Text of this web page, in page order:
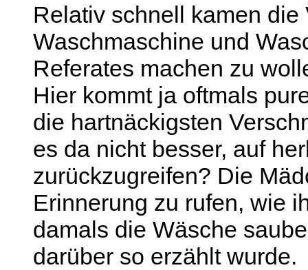
Relativ schnell kamen die
Waschmaschine und
Referates machen zu
Hier kommt ja oftmals
die hartnäckigsten
es da nicht besser, auf
zurückzugreifen? Die
Erinnerung zu rufen, wie
damals die Wäsche
darüber so erzählt wurde.